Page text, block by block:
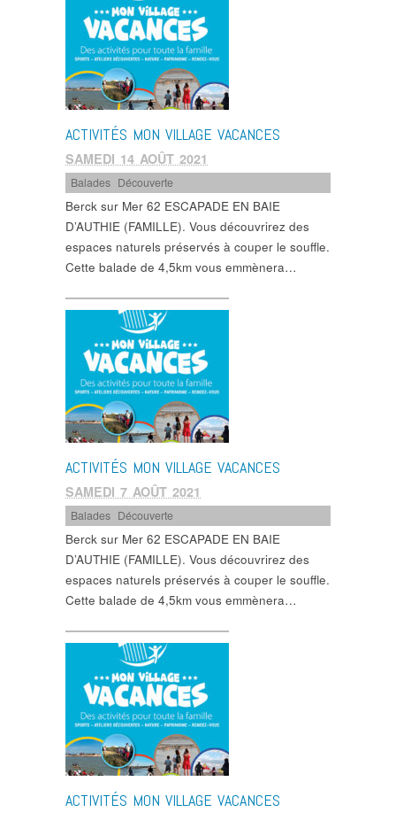
ACTIVITÉS MON VILLAGE VACANCES
SAMEDI 14 AOÛT 2021
Balades Découverte
Berck sur Mer 62 ESCAPADE EN BAIE
D’AUTHIE (FAMILLE). Vous découvrirez des
espaces naturels préservés à couper le souffle.
Cette balade de 4,5km vous emmènera…
ACTIVITÉS MON VILLAGE VACANCES
SAMEDI 7 AOÛT 2021
Balades Découverte
Berck sur Mer 62 ESCAPADE EN BAIE
D’AUTHIE (FAMILLE). Vous découvrirez des
espaces naturels préservés à couper le souffle.
Cette balade de 4,5km vous emmènera…
ACTIVITÉS MON VILLAGE VACANCES